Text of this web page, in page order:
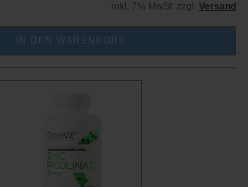
inkl. 7% MwSt. zzgl. Versand
IN DEN WARENKORB